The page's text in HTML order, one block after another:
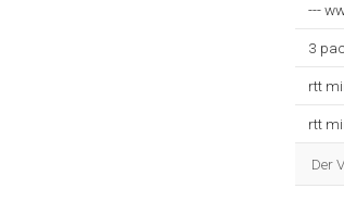
---
3
rtt
rtt
Der